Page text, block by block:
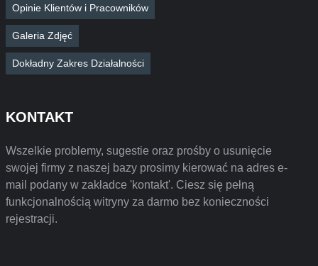
Opinie Klientów i Pracowników
Galeria Zdjęć
Dokładny Zakres Działalności
KONTAKT
Wszelkie problemy, sugestie oraz prośby o usunięcie
swojej firmy z naszej bazy prosimy kierować na adres e-
mail podany w zakładce 'kontakt'. Ciesz się pełną
funkcjonalnością witryny za darmo bez konieczności
rejestracji.